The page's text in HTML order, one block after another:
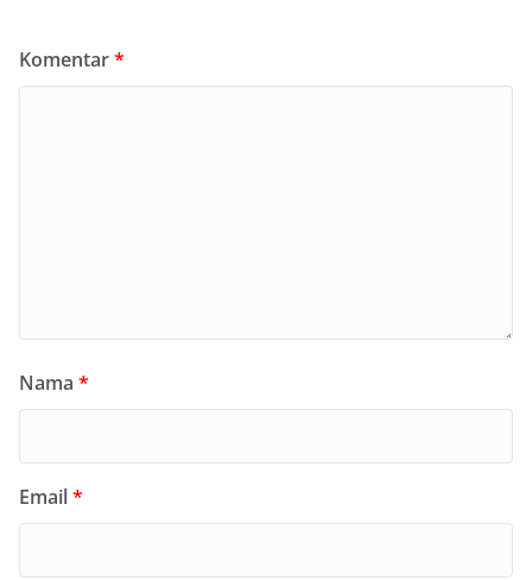
Komentar*
Nama *
Email*